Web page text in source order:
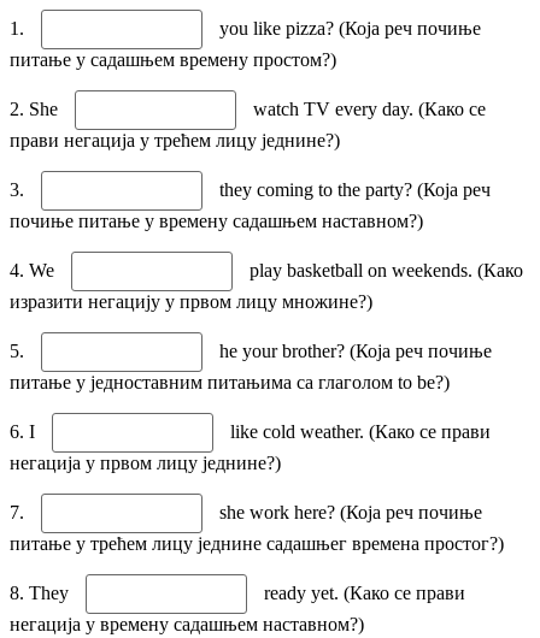
1.
you like pizza? (Која реч почиње
питање у садашњем времену простом?)
2. She
watch TV every day. (Како се
прави негација у трећем лицу једнине?)
3.
they coming to the party? (Која реч
почиње питање у времену садашњем наставном?)
4. We
play basketball on weekends. (Како
изразити негацију у првом лицу множине?)
5.
he your brother? (Која реч почиње
питање у једноставним питањима са глаголом to be?)
6. I
like cold weather. (Како се прави
негација у првом лицу једнине?)
7.
she work here? (Која реч почиње
питање у трећем лицу једнине садашњег времена простог?)
8. They
ready yet. (Како се прави
негација у времену садашњем наставном?)